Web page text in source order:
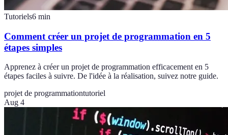
Tutoriels6 min
Comment créer un projet de programmation en 5
étapes simples
Apprenez à créer un projet de programmation efficacement en 5
étapes faciles à suivre. De l'idée à la réalisation, suivez notre guide.
projet de programmationtutoriel
Aug 4